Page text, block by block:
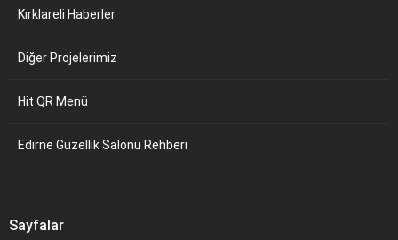
Kırklareli Haberler
Diğer Projelerimiz
Hit QR Menü
Edirne Güzellik Salonu Rehberi
Sayfalar